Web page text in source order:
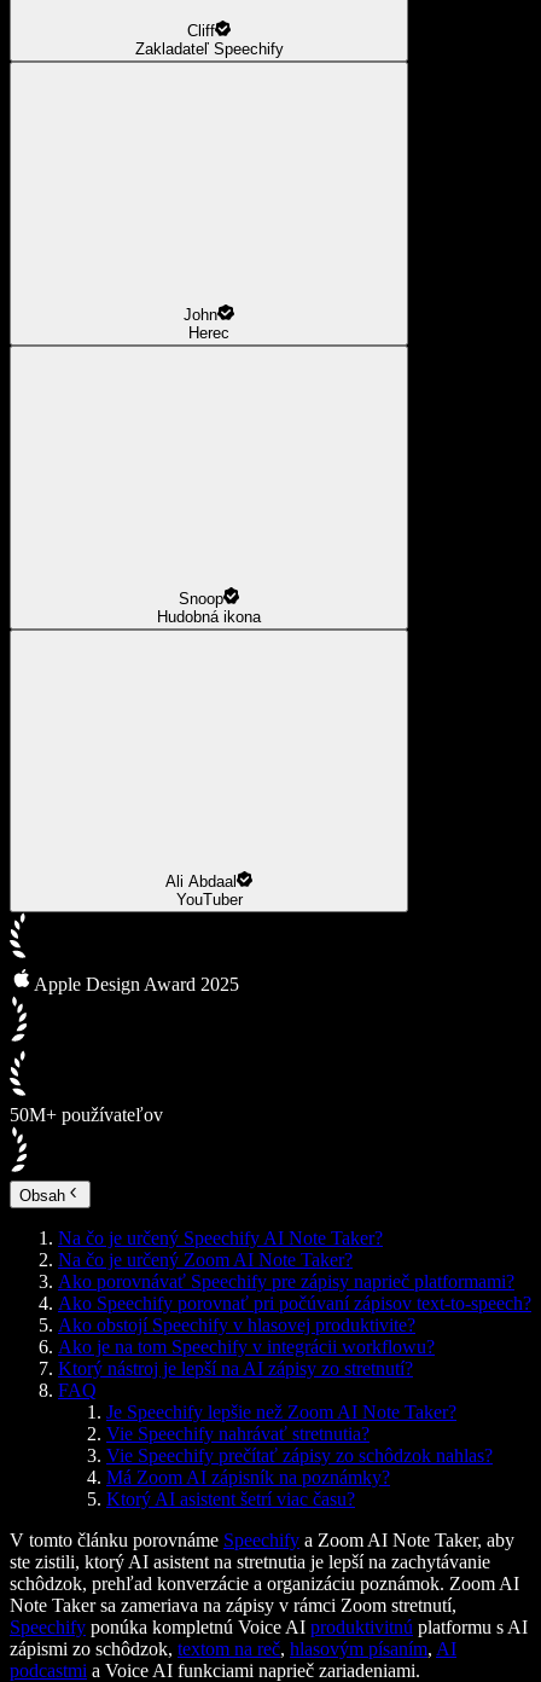
Cliff
Zakladateľ Speechify
John
Herec
Snoop
Hudobná ikona
Ali Abdaal
YouTuber
Apple Design Award 2025
50M+ používateľov
Obsah
Na čo je určený Speechify AI Note Taker?
Na čo je určený Zoom AI Note Taker?
Ako porovnávať Speechify pre zápisy naprieč platformami?
Ako Speechify porovnať pri počúvaní zápisov text-to-speech?
Ako obstojí Speechify v hlasovej produktivite?
Ako je na tom Speechify v integrácii workflowu?
Ktorý nástroj je lepší na AI zápisy zo stretnutí?
FAQ
Je Speechify lepšie než Zoom AI Note Taker?
Vie Speechify nahrávať stretnutia?
Vie Speechify prečítať zápisy zo schôdzok nahlas?
Má Zoom AI zápisník na poznámky?
Ktorý AI asistent šetrí viac času?
V tomto článku porovnáme Speechify a Zoom AI Note Taker, aby
ste zistili, ktorý AI asistent na stretnutia je lepší na zachytávanie
schôdzok, prehľad konverzácie a organizáciu poznámok. Zoom AI
Note Taker sa zameriava na zápisy v rámci Zoom stretnutí,
Speechify ponúka kompletnú Voice AI produktivitnú platformu s AI
zápismi zo schôdzok, textom na reč, hlasovým písaním, AI
podcastmi a Voice AI funkciami naprieč zariadeniami.